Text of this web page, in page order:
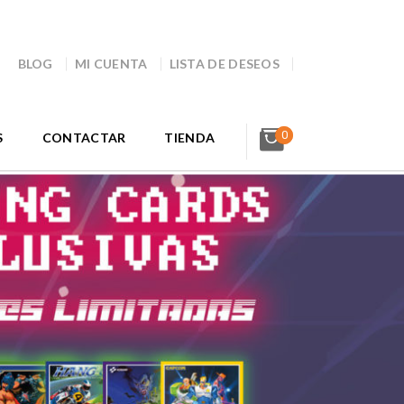
BLOG MI CUENTA LISTA DE DESEOS
CONTACTAR TIENDA 0